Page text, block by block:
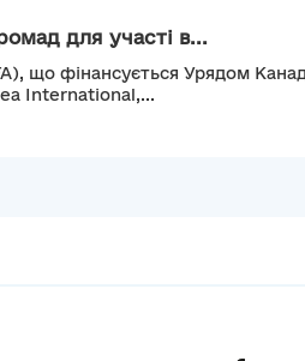
для участі в...
що фінансується Урядом
International,...